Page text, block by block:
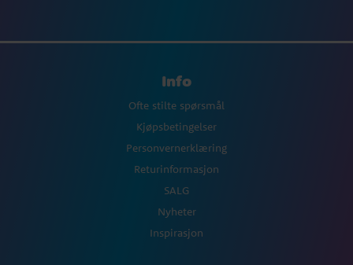
Info
Ofte stilte spørsmål
Kjøpsbetingelser
Personvernerklæring
Returinformasjon
SALG
Nyheter
Inspirasjon